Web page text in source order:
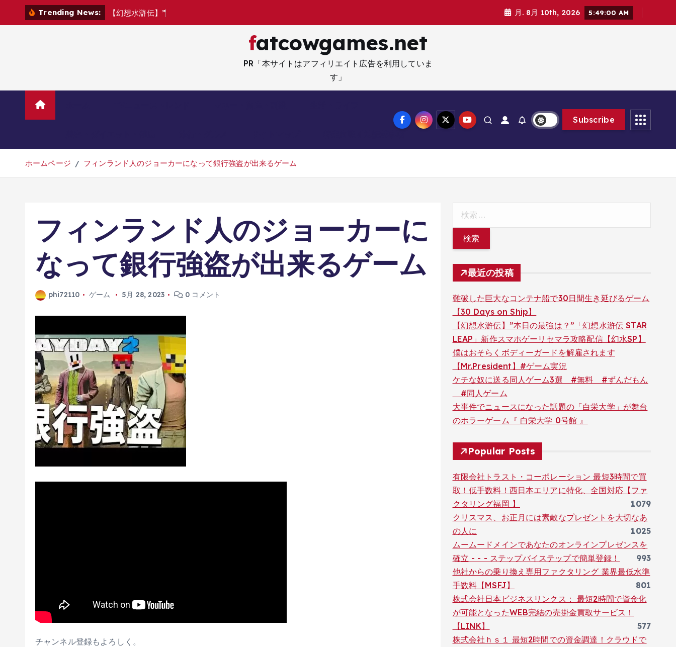
Trending News: 【幻想水滸伝】 ” 月. 8月 10th, 2026 5:49:01 AM
fatcowgames.net
PR「本サイトはアフィリエイト広告を利用していま
す」
Subscribe
ホームページ フィンランド人のジョーカーになって銀行強盗が出来るゲーム
フィンランド人のジョーカーに
なって銀行強盗が出来るゲーム
phi72110 ゲーム 5月 28, 2023 0 コメント
チャンネル登録もよろしく。
最近の投稿
難破した巨大なコンテナ船で30日間生き延びるゲーム
【30 Days on Ship】
【幻想水滸伝】”本日の最強は？”「幻想水滸伝 STAR
LEAP」新作スマホゲーリセマラ攻略配信【幻水SP】
僕はおそらくボディーガードを解雇されます
【Mr.President】#ゲーム実況
ケチな奴に送る同人ゲーム3選 #無料 #ずんだもん
#同人ゲーム
大事件でニュースになった話題の「白栄大学」が舞台
のホラーゲーム『 白栄大学 0号館 』
Popular Posts
有限会社トラスト・コーポレーション 最短3時間で買
取！低手数料！西日本エリアに特化、全国対応【ファ
クタリング福岡 】
1079
クリスマス、お正月には素敵なプレゼントを大切なあ
の人に
1025
ムームードメインであなたのオンラインプレゼンスを
確立 - - - ステップバイステップで簡単登録！
993
他社からの乗り換え専用ファクタリング 業界最低水準
手数料【MSFJ】
801
株式会社日本ビジネスリンクス： 最短2時間で資金化
が可能となったWEB完結の売掛金買取サービス！
【LINK】
577
株式会社ｈｓ１ 最短2時間での資金調達！クラウドで